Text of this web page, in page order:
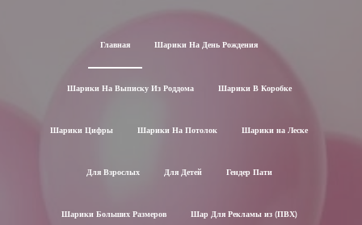
Главная Шарики На День Рождения
Шарики На Выписку Из Роддома Шарики В Коробке
Шарики Цифры Шарики На Потолок Шарики на Леске
Для Взрослых Для Детей Гендер Пати
Шарики Больших Размеров Шар Для Рекламы из (ПВХ)